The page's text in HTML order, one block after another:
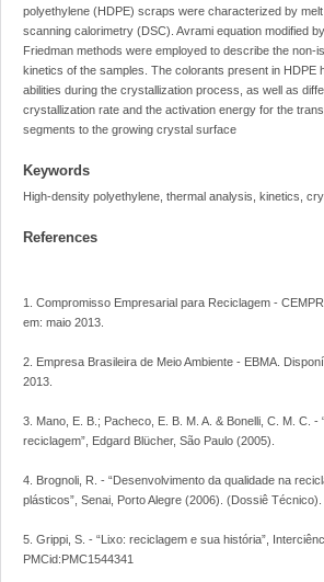
polyethylene (HDPE) scraps were characterized by
scanning calorimetry (DSC). Avrami equation modified
Friedman methods were employed to describe the non-
kinetics of the samples. The colorants present in HDPE
abilities during the crystallization process, as well as
crystallization rate and the activation energy for the
segments to the growing crystal surface
Keywords
High-density polyethylene, thermal analysis, kinetics,
References
1. Compromisso Empresarial para Reciclagem -
em: maio 2013.
2. Empresa Brasileira de Meio Ambiente - EBMA.
2013.
3. Mano, E. B.; Pacheco, E. B. M. A. & Bonelli, C. M. C. -
reciclagem”, Edgard Blücher, São Paulo (2005).
4. Brognoli, R. - “Desenvolvimento da qualidade na
plásticos”, Senai, Porto Alegre (2006). (Dossiê Técnico).
5. Grippi, S. - “Lixo: reciclagem e sua história”,
PMCid:PMC1544341